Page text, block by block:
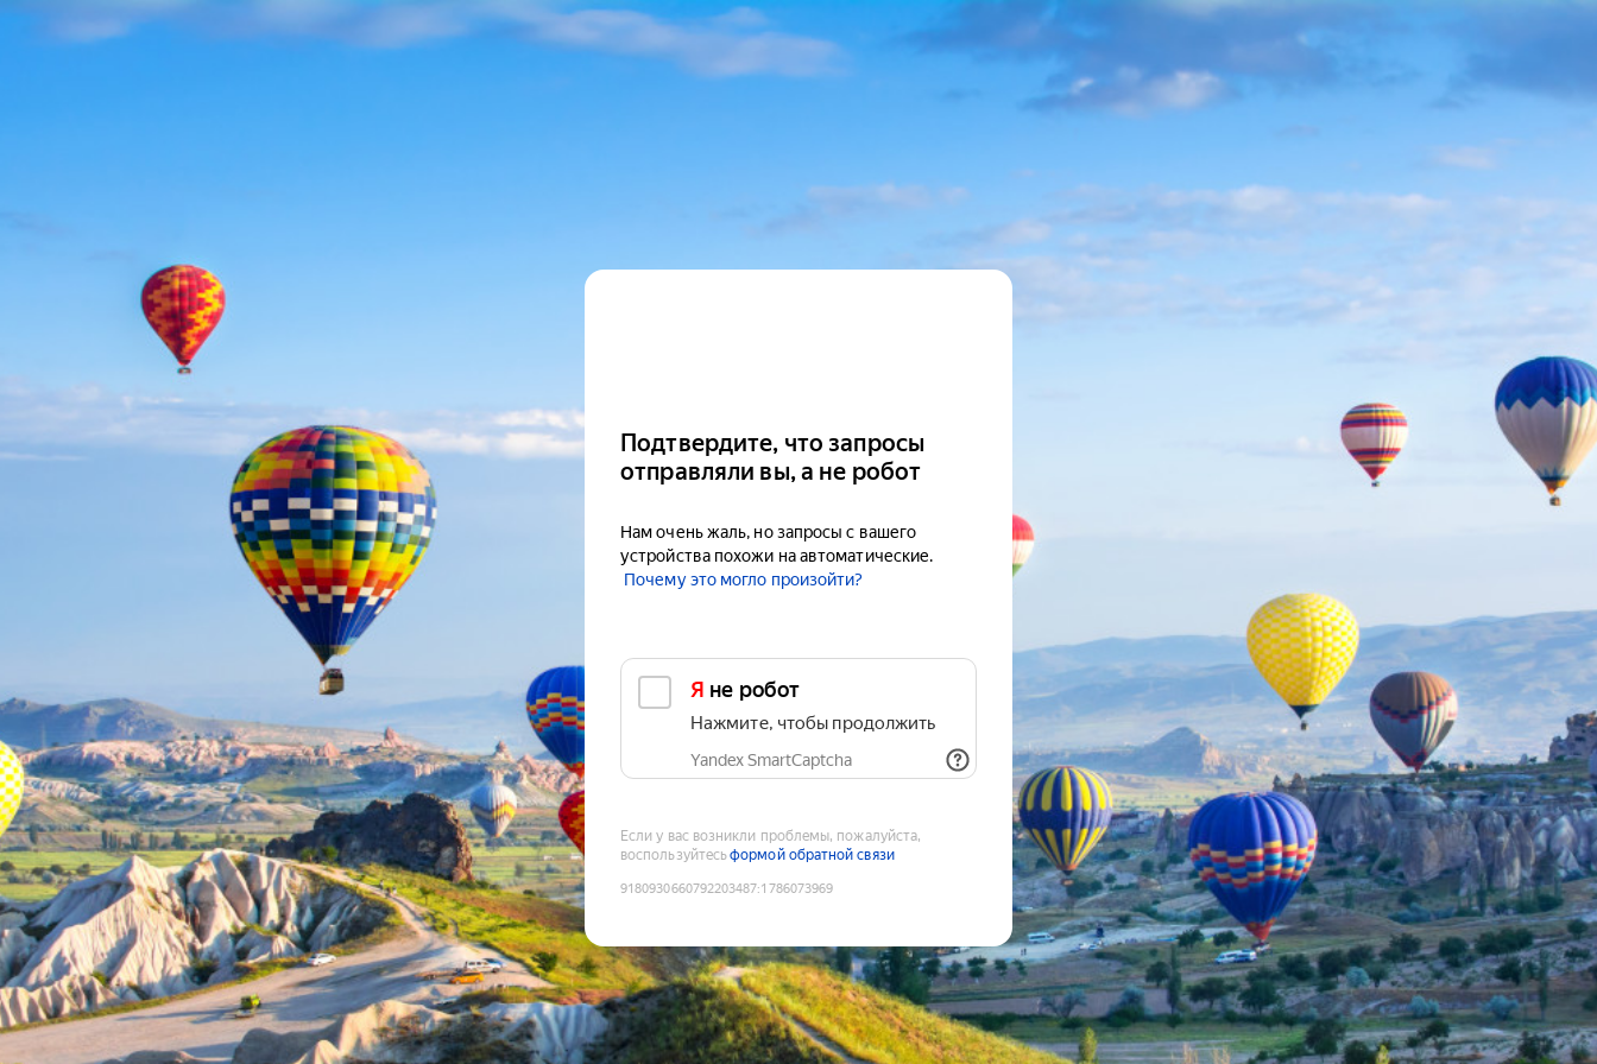
Подтвердите, что запросы
отправляли вы, а не робот
Нам очень жаль, но запросы с вашего
устройства похожи на автоматические.
Почему это могло произойти?
Я не робот
Нажмите, чтобы продолжить
Yandex SmartCaptcha
Если у вас возникли проблемы, пожалуйста,
воспользуйтесьформой обратной связи
9180930660792203487:1786073969